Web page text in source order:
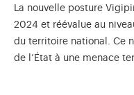
La nouvelle posture
2024 et réévalue au
du territoire national. Ce
de l’État à une menace